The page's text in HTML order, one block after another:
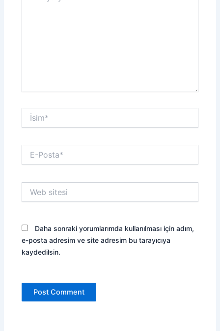
İsim*
Posta*
sitesi
Daha sonraki yorumlarımda kullanılması için adım,
e-posta adresim ve site adresim bu tarayıcıya
kaydedilsin.